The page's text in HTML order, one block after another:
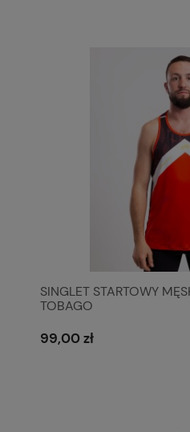
SINGLET STARTOWY
TOBAGO
99,00 zł